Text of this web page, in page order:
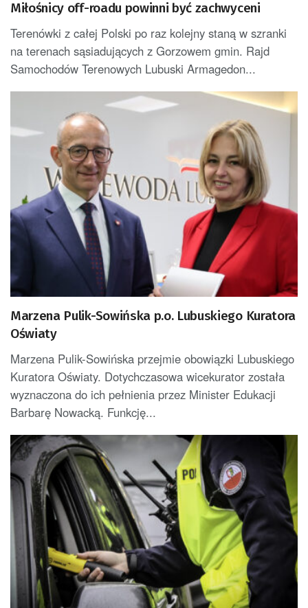
Miłośnicy off-roadu powinni być zachwyceni
Terenówki z całej Polski po raz kolejny staną w szranki
na terenach sąsiadujących z Gorzowem gmin. Rajd
Samochodów Terenowych Lubuski Armagedon...
Marzena Pulik-Sowińska p.o. Lubuskiego Kuratora
Oświaty
Marzena Pulik-Sowińska przejmie obowiązki Lubuskiego
Kuratora Oświaty. Dotychczasowa wicekurator została
wyznaczona do ich pełnienia przez Minister Edukacji
Barbarę Nowacką. Funkcję...